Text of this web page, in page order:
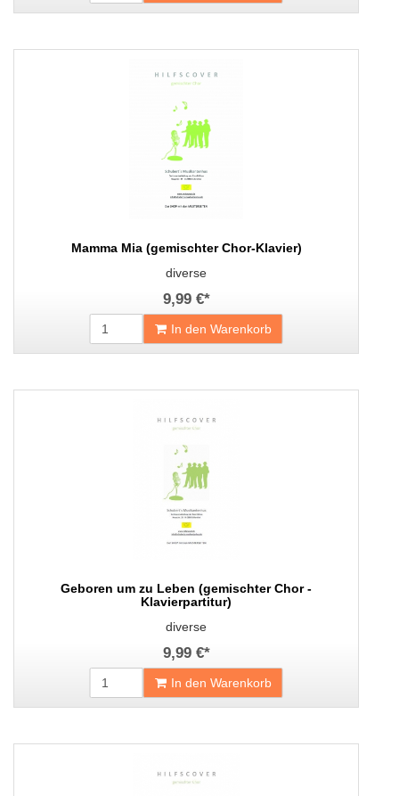
Mamma Mia (gemischter Chor-Klavier)
diverse
9,99 €*
In den Warenkorb
Geboren um zu Leben (gemischter Chor -
Klavierpartitur)
diverse
9,99 €*
In den Warenkorb